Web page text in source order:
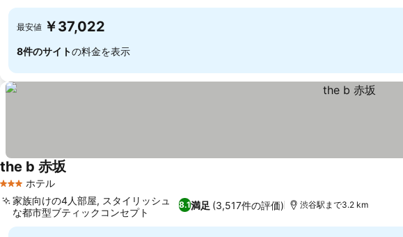
最安値 ￥37,022
8件のサイトの料金を表示
3 ホテルのランク
ホテル
the b 赤坂料金を表示
8.1満足 (3,517件の評価)
家族向けの4人部屋, スタイリッシュ
な都市型ブティックコンセプト
渋谷駅まで3.2 km